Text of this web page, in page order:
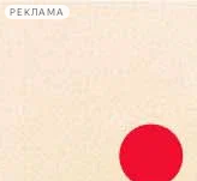
РЕКЛАМА
Сегодня:
2026.08.09